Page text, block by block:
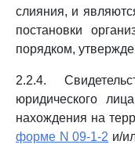
слияния, и
постановки
порядком,
2.2.4.
юридического
нахождения на
форме N 09-1-2 и/